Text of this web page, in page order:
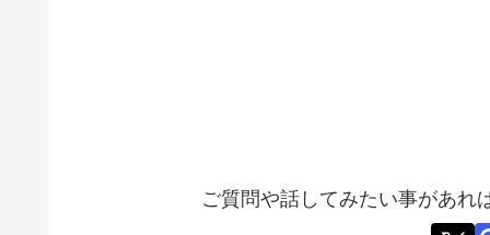
ご質問や話してみたい事があれ